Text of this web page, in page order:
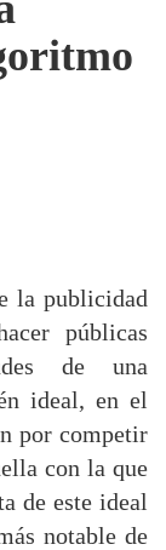
la publicidad
públicas
de una
ideal, en el
por competir
con la que
de este ideal
notable de